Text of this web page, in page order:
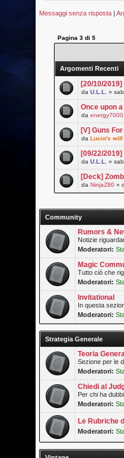
Messaggi senza risposta |
Pagina3 di5
Argomenti Recenti
[20/10/
daU.L.L. »
Once upon
daenergy7000
[V] Guns
daLucio's will
[09/22/
daU.L.L. »
[Deck]
daNinjaZ80 »
Community
Rumors &
Notizie
Moderatori:
Magic
Tutto ciò che
Moderatori:
Invitational
In questa
Moderatori:
Strategia Generale
Teoria
Sezione per le
Moderatori:
Chiedi al
Per chi ha
Moderatori:
Le Rubriche
Moderatori: